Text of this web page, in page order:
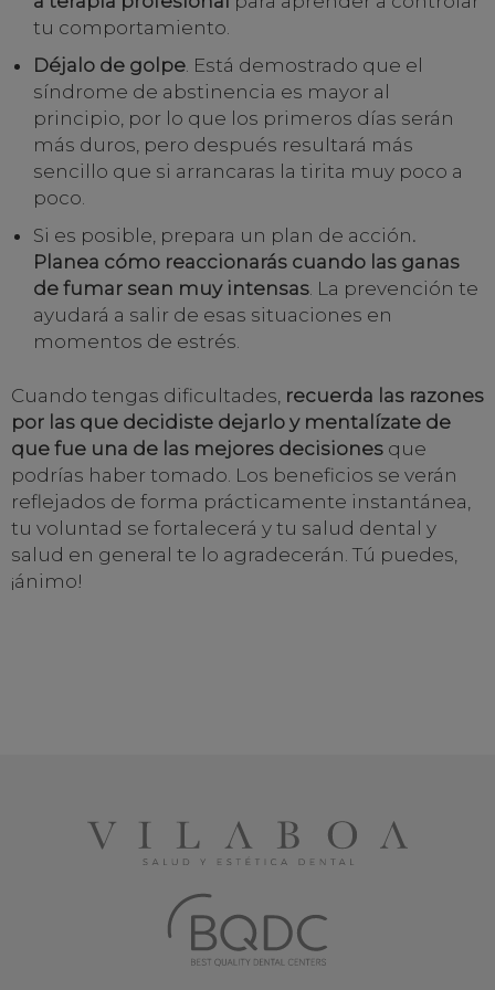
tu comportamiento.
Déjalo de golpe . Está demostrado que el
síndrome de abstinencia es mayor al
principio, por lo que los primeros días serán
más duros, pero después resultará más
sencillo que si arrancaras la tirita muy poco a
poco.
Si es posible, prepara un plan de acción.
Planea cómo reaccionarás cuando las ganas
de fumar sean muy intensas . La prevención te
ayudará a salir de esas situaciones en
momentos de estrés.
Cuando tengas dificultades, recuerda las razones
por las que decidiste dejarlo y mentalízate de
que fue una de las mejores decisiones que
podrías haber tomado. Los beneficios se verán
reflejados de forma prácticamente instantánea,
tu voluntad se fortalecerá y tu salud dental y
salud en general te lo agradecerán. Tú puedes,
¡ánimo!